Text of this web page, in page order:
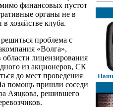
финансовых пустот
органы не в
хозяйстве клуба.
проблема с
«Волга»,
лицензирования
из акционеров, СК
до мест проведения
помощь пришли соседи
Аяцкова, решившего